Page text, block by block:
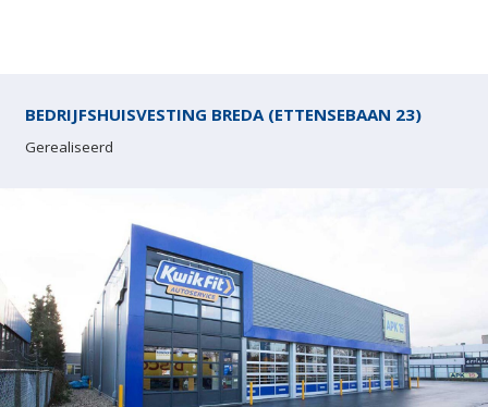
BEDRIJFSHUISVESTING BREDA (ETTENSEBAAN 23)
Gerealiseerd